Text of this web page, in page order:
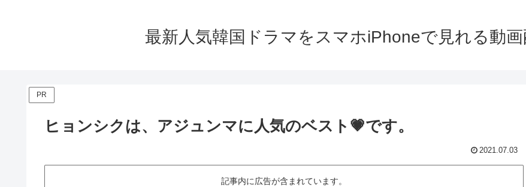
最新人気韓国ドラマをスマホiPhoneで見れる動
PR
ヒョンシクは、アジュンマに人気のベスト💗です。
2021.07.03
記事内に広告が含まれています。